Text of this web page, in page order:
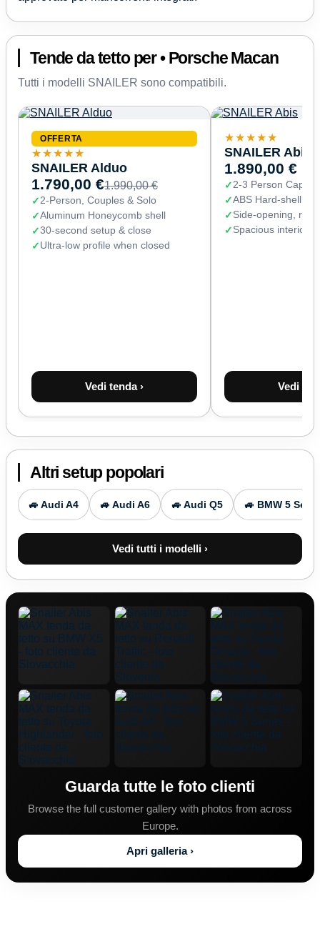
Tende da tetto per • Porsche Macan
Tutti i modelli SNAILER sono compatibili.
OFFERTA
★★★★★
SNAILER Alduo
1.790,00 €1.990,00 €
2-Person, Couples & Solo
Aluminum Honeycomb shell
30-second setup & close
Ultra-low profile when closed
Vedi tenda ›
★★★★★
SNAILER Abis
1.890,00 €
2-3 Person
ABS Hard-shell
Side-opening,
Spacious interior
Vedi
Altri setup popolari
🚙 Audi A4 🚙 Audi A6 🚙 Audi Q5 🚙 BMW 5
Vedi tutti i modelli ›
Guarda tutte le foto clienti
Browse the full customer gallery with photos from across
Europe.
Apri galleria ›